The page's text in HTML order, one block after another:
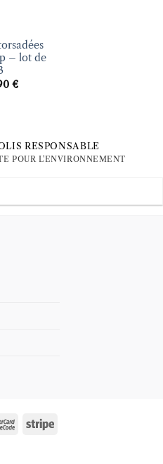
– lot de
€
RESPONSABLE
POUR L'ENVIRONNEMENT
MasterCardStripe